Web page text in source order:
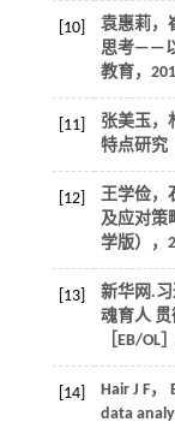
[10] 袁惠莉，
思考——
教育 ，
[11]
张美玉，
特点研究
[12]
王学俭，
及应对策
学版）
，
[13]
新华网.
魂育人
［EB/OL
[14] Hair J F，
data